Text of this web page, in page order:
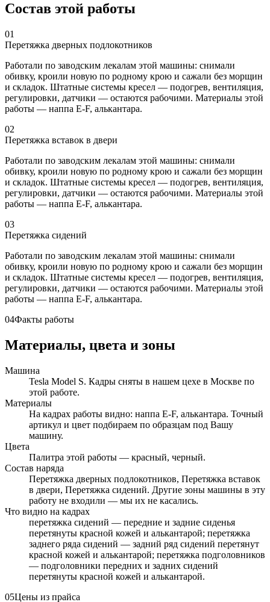
Состав этой работы
01
Перетяжка дверных подлокотников
Работали по заводским лекалам этой машины: снимали
обивку, кроили новую по родному крою и сажали без морщин
и складок. Штатные системы кресел — подогрев, вентиляция,
регулировки, датчики — остаются рабочими. Материалы этой
работы — наппа E-F, алькантара.
02
Перетяжка вставок в двери
Работали по заводским лекалам этой машины: снимали
обивку, кроили новую по родному крою и сажали без морщин
и складок. Штатные системы кресел — подогрев, вентиляция,
регулировки, датчики — остаются рабочими. Материалы этой
работы — наппа E-F, алькантара.
03
Перетяжка сидений
Работали по заводским лекалам этой машины: снимали
обивку, кроили новую по родному крою и сажали без морщин
и складок. Штатные системы кресел — подогрев, вентиляция,
регулировки, датчики — остаются рабочими. Материалы этой
работы — наппа E-F, алькантара.
04Факты работы
Материалы, цвета и зоны
Машина
Tesla Model S. Кадры сняты в нашем цехе в Москве по
этой работе.
Материалы
На кадрах работы видно: наппа E-F, алькантара. Точный
артикул и цвет подбираем по образцам под Вашу
машину.
Цвета
Палитра этой работы — красный, черный.
Состав наряда
Перетяжка дверных подлокотников, Перетяжка вставок
в двери, Перетяжка сидений. Другие зоны машины в эту
работу не входили — мы их не касались.
Что видно на кадрах
перетяжка сидений — передние и задние сиденья
перетянуты красной кожей и алькантарой; перетяжка
заднего ряда сидений — задний ряд сидений перетянут
красной кожей и алькантарой; перетяжка подголовников
— подголовники передних и задних сидений
перетянуты красной кожей и алькантарой.
05Цены из прайса